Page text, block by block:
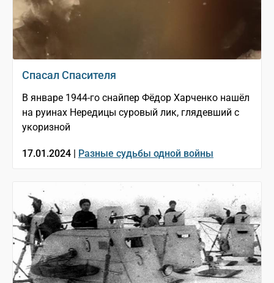
Спасал Спасителя
В январе 1944-го снайпер Фёдор Харченко нашёл
на руинах Нередицы суровый лик, глядевший с
укоризной
17.01.2024 | Разные судьбы одной войны